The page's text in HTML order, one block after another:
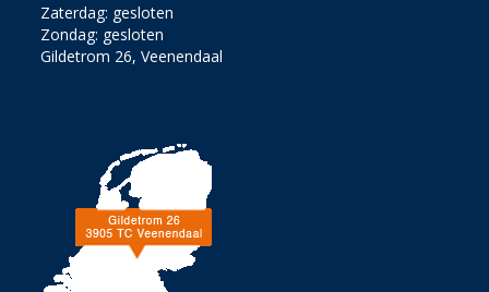
Zaterdag: gesloten
Zondag: gesloten
Gildetrom 26, Veenendaal